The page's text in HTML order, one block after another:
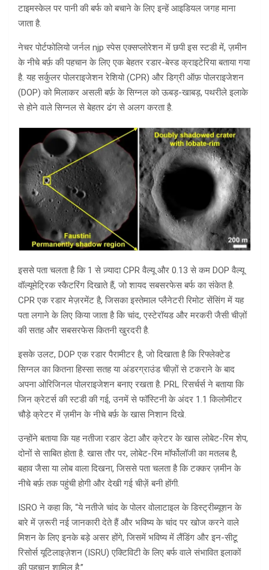
टाइमस्केल पर पानी की बर्फ को बचाने के लिए इन्हें आइडियल जगह माना
जाता है.
नेचर पोर्टफोलियो जर्नल njp स्पेस एक्सप्लोरेशन में छपी इस स्टडी में, ज़मीन
के नीचे बर्फ़ की पहचान के लिए एक बेहतर रडार-बेस्ड क्राइटेरिया बताया गया
है. यह सर्कुलर पोलराइजेशन रेशियो (CPR) और डिग्री ऑफ़ पोलराइजेशन
(DOP) को मिलाकर असली बर्फ़ के सिग्नल को ऊबड़-खाबड़, पथरीले इलाके
से होने वाले सिग्नल से बेहतर ढंग से अलग करता है.
इससे पता चलता है कि 1 से ज़्यादा CPR वैल्यू और 0.13 से कम DOP वैल्यू
वॉल्यूमेट्रिक स्कैटरिंग दिखाते हैं, जो शायद सबसरफेस बर्फ का संकेत है.
CPR एक रडार मेज़रमेंट है, जिसका इस्तेमाल प्लैनेटरी रिमोट सेंसिंग में यह
पता लगाने के लिए किया जाता है कि चांद, एस्टेरॉयड और मरकरी जैसी चीज़ों
की सतह और सबसरफेस कितनी खुरदरी है.
इसके उलट, DOP एक रडार पैरामीटर है, जो दिखाता है कि रिफ्लेक्टेड
सिग्नल का कितना हिस्सा सतह या अंडरग्राउंड चीज़ों से टकराने के बाद
अपना ओरिजिनल पोलराइजेशन बनाए रखता है. PRL रिसर्चर्स ने बताया कि
जिन क्रेटर्स की स्टडी की गई, उनमें से फॉस्टिनी के अंदर 1.1 किलोमीटर
चौड़े क्रेटर में ज़मीन के नीचे बर्फ़ के खास निशान दिखे.
उन्होंने बताया कि यह नतीजा रडार डेटा और क्रेटर के खास लोबेट-रिम शेप,
दोनों से साबित होता है. खास तौर पर, लोबेट-रिम मॉर्फोलॉजी का मतलब है,
बहाव जैसा या लोब वाला दिखना, जिससे पता चलता है कि टक्कर ज़मीन के
नीचे बर्फ़ तक पहुंची होगी और देखी गई चीज़ें बनी होंगी.
ISRO ने कहा कि, “ये नतीजे चांद के पोलर वोलाटाइल के डिस्ट्रीब्यूशन के
बारे में ज़रूरी नई जानकारी देते हैं और भविष्य के चांद पर खोज करने वाले
मिशन के लिए इनके बड़े असर होंगे, जिसमें भविष्य में लैंडिंग और इन-सीटू
रिसोर्स यूटिलाइज़ेशन (ISRU) एक्टिविटी के लिए बर्फ वाले संभावित इलाकों
की पहचान शामिल है.”